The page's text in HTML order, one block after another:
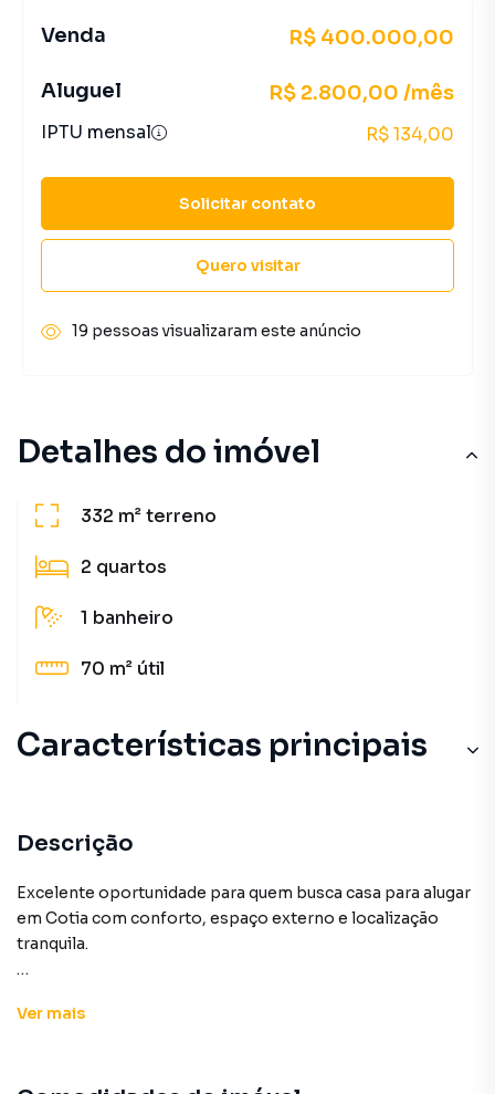
Detalhes do imóvel
332 m²terreno
2 quartos
1 banheiro
70 m² útil
Características principais
Armário Banheiro
Aceita Pet
Gourmet
Descrição
Excelente oportunidade para quem busca casa para alugar
em Cotia com conforto, espaço externo e localização
tranquila.
bem distribuídos e um terreno amplo, ideal para quem
Ver mais
Venda R$ 400.000,00
Aluguel R$ 2.800,00 /mês
IPTU mensal R$ 134,00
Solicitar contato
Quero visitar
19 pessoas visualizaram este anúncio